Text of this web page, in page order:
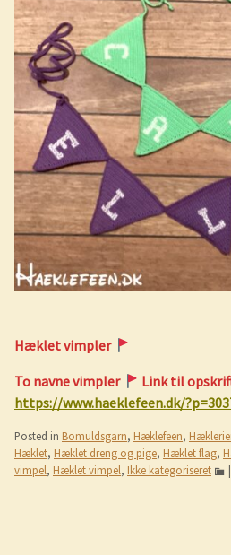
Hæklet vimpler
To navne vimpler
Link til
https://www.haeklefeen.dk/
Posted in Bomuldsgarn, Hæklefeen,
Hæklet, Hæklet dreng og pige, Hæklet flag,
vimpel, Hæklet vimpel, Ikke kategoriseret |